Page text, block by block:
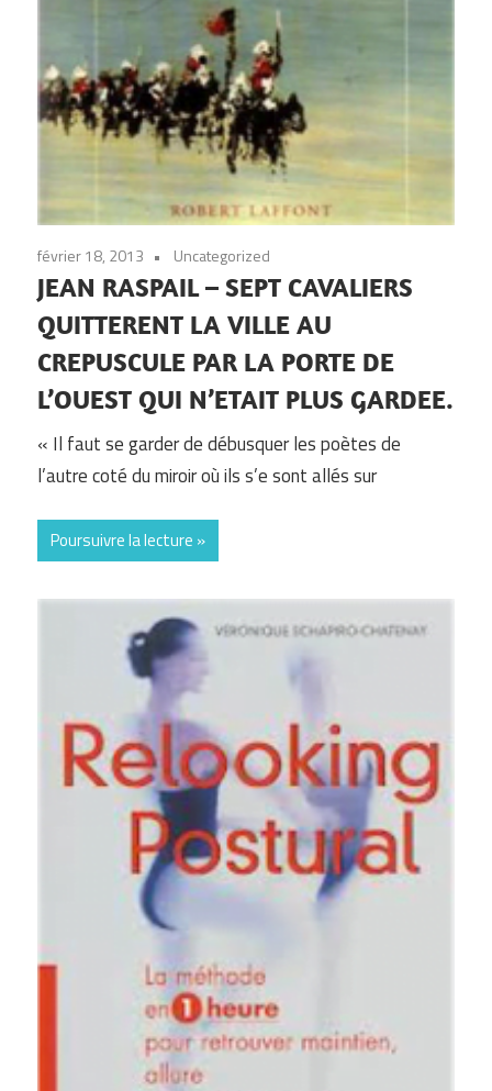
février 18, 2013 Uncategorized
JEAN RASPAIL – SEPT CAVALIERS
QUITTERENT LA VILLE AU
CREPUSCULE PAR LA PORTE DE
L’OUEST QUI N’ETAIT PLUS GARDEE.
« Il faut se garder de débusquer les poètes de
l’autre coté du miroir où ils s’e sont allés sur
Poursuivre la lecture